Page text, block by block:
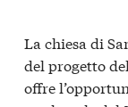
La chiesa di
del progetto
offre